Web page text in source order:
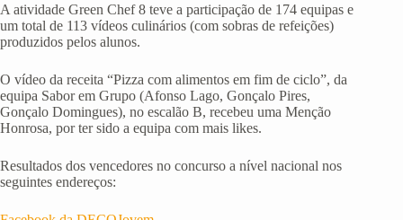
A atividade Green Chef 8 teve a participação de 174 equipas e
um total de 113 vídeos culinários (com sobras de refeições)
produzidos pelos alunos.
O vídeo da receita “Pizza com alimentos em fim de ciclo”, da
equipa Sabor em Grupo (Afonso Lago, Gonçalo Pires,
Gonçalo Domingues), no escalão B, recebeu uma Menção
Honrosa, por ter sido a equipa com mais likes.
Resultados dos vencedores no concurso a nível nacional nos
seguintes endereços: